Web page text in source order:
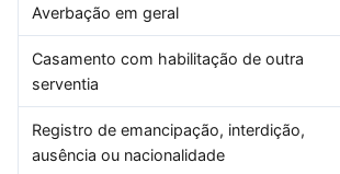
Averbação em geral
Casamento com habilitação de outra
serventia
Registro de emancipação, interdição,
ausência ou nacionalidade